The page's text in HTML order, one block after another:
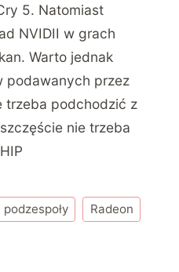
5. Natomiast
NVIDII w grach
Warto jednak
podawanych przez
trzeba podchodzić z
nie trzeba
podzespoły Radeon